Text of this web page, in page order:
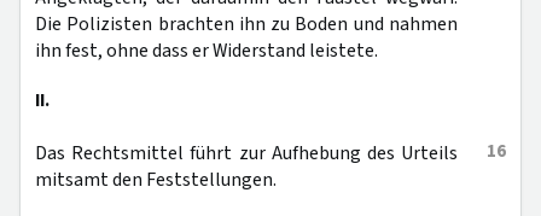
Die Polizisten brachten ihn zu Boden und nahmen
ihn fest, ohne dass er Widerstand leistete.
II.
16
Das Rechtsmittel führt zur Aufhebung des Urteils
mitsamt den Feststellungen.